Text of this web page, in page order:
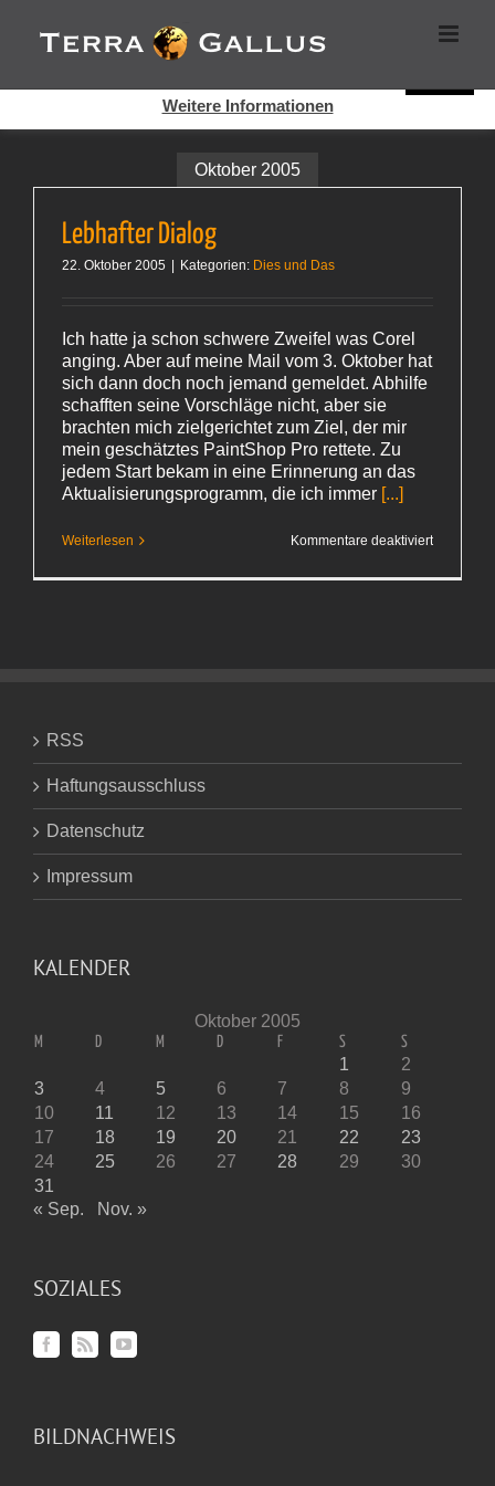
Inhalt
springen
Oktober 2005
Lebhafter Dialog
22. Oktober 2005 Kategorien: Dies und Das
Ich hatte ja schon schwere Zweifel was Corel
anging. Aber auf meine Mail vom 3. Oktober hat
sich dann doch noch jemand gemeldet. Abhilfe
schafften seine Vorschläge nicht, aber sie
brachten mich zielgerichtet zum Ziel, der mir
mein geschätztes PaintShop Pro rettete. Zu
jedem Start bekam in eine Erinnerung an das
Aktualisierungsprogramm, die ich immer [...]
Weiterlesen Kommentare deaktiviertfür
RSS
Haftungsausschluss
Datenschutz
Impressum
KALENDER
Oktober 2005
M D M D F S S
1
2
3
4 5 6 7 8
9
10
11 12 13 14 15
16
17
18 19 20 21 22
23
24
25 26 27 28 29
30
31
« Sep.
Nov. »
SOZIALES
BILDNACHWEIS
Cookies helfen auf auf dieser Seite bei der Bereitstellung der
Dienste. Durch die Nutzung dieser Webseite erklären Sie sich
Weitere Informationen